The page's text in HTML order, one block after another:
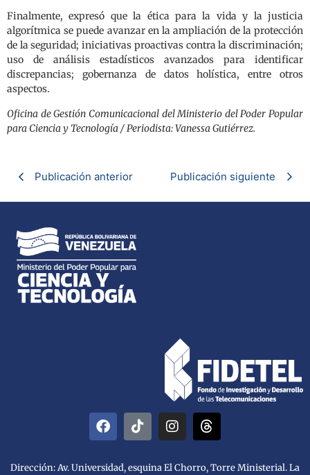
Finalmente, expresó que la ética para la vida y la justicia
algorítmica se puede avanzar en la ampliación de la protección
de la seguridad; iniciativas proactivas contra la discriminación;
uso de análisis estadísticos avanzados para identificar
discrepancias; gobernanza de datos holística, entre otros
aspectos.
Oficina de Gestión Comunicacional del Ministerio del Poder Popular
para Ciencia y Tecnología / Periodista: Vanessa Gutiérrez.
Publicación anterior Publicación siguiente
Dirección: Av. Universidad, esquina El Chorro, Torre Ministerial. La